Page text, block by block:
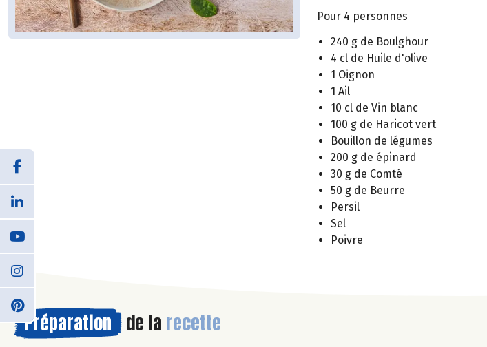
Pour 4 personnes
240 g de Boulghour
4 cl de Huile d'olive
1 Oignon
1 Ail
10 cl de Vin blanc
100 g de Haricot vert
Bouillon de légumes
200 g de épinard
30 g de Comté
50 g de Beurre
Persil
Sel
Poivre
Préparation de la recette